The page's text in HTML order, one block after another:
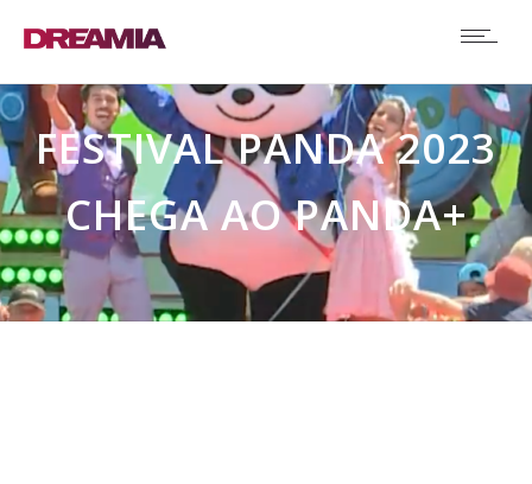
FESTIVAL PANDA 2023
CHEGA AO PANDA+